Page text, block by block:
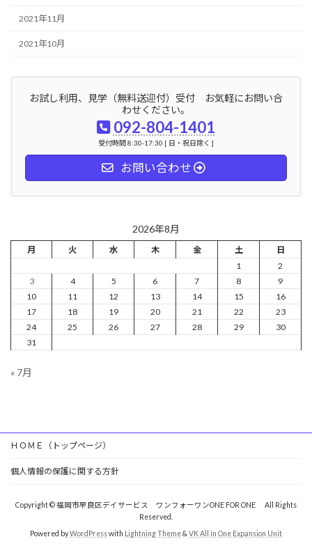
2021年11月
2021年10月
お試し利用、見学（無料送迎付）受付 お気軽にお問い合
わせください。
092-804-1401
受付時間 8:30-17:30 [ 日・祝日除く ]
お問い合わせ
2026年8月
月 火 水 木 金 土
日
1
2
3
4 5 6 7 8
9
10
11 12 13 14 15
16
17
18 19 20 21 22
23
24
25 26 27 28 29
30
31
« 7月
ＨＯＭＥ（トップページ）
個人情報の保護に関する方針
Copyright © 福岡市早良区デイサービス ワンフォーワンONE FOR ONE All Rights
Reserved.
Powered byWordPresswith Lightning Theme& VK All in One Expansion Unit